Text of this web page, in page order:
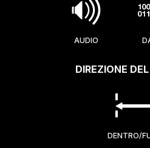
AUDIO
DIREZIONE
DENTRO/